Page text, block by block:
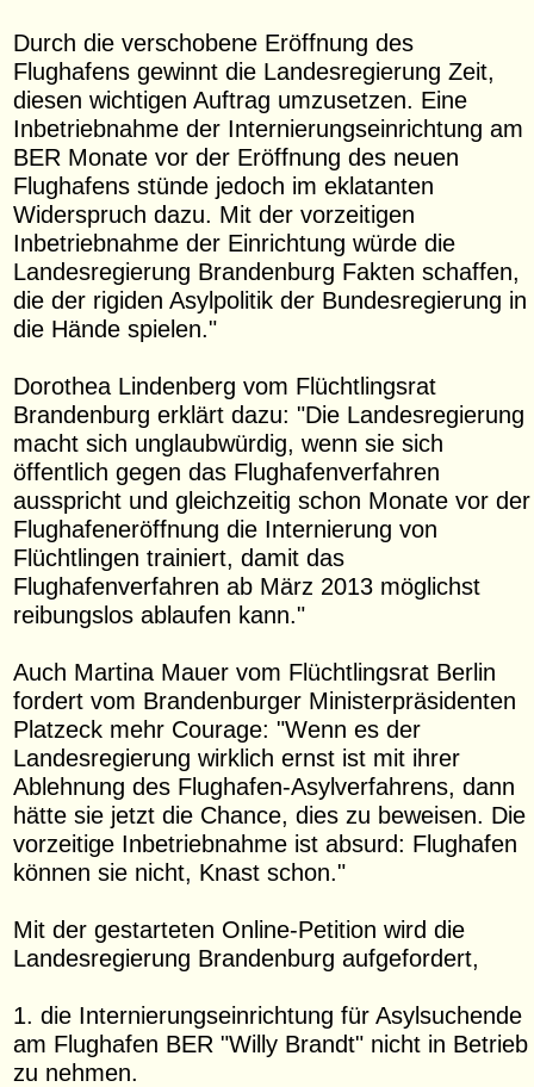
Durch die verschobene Eröffnung des
Flughafens gewinnt die Landesregierung Zeit,
diesen wichtigen Auftrag umzusetzen. Eine
Inbetriebnahme der Internierungseinrichtung am
BER Monate vor der Eröffnung des neuen
Flughafens stünde jedoch im eklatanten
Widerspruch dazu. Mit der vorzeitigen
Inbetriebnahme der Einrichtung würde die
Landesregierung Brandenburg Fakten schaffen,
die der rigiden Asylpolitik der Bundesregierung in
die Hände spielen."
Dorothea Lindenberg vom Flüchtlingsrat
Brandenburg erklärt dazu: "Die Landesregierung
macht sich unglaubwürdig, wenn sie sich
öffentlich gegen das Flughafenverfahren
ausspricht und gleichzeitig schon Monate vor der
Flughafeneröffnung die Internierung von
Flüchtlingen trainiert, damit das
Flughafenverfahren ab März 2013 möglichst
reibungslos ablaufen kann."
Auch Martina Mauer vom Flüchtlingsrat Berlin
fordert vom Brandenburger Ministerpräsidenten
Platzeck mehr Courage: "Wenn es der
Landesregierung wirklich ernst ist mit ihrer
Ablehnung des Flughafen-Asylverfahrens, dann
hätte sie jetzt die Chance, dies zu beweisen. Die
vorzeitige Inbetriebnahme ist absurd: Flughafen
können sie nicht, Knast schon."
Mit der gestarteten Online-Petition wird die
Landesregierung Brandenburg aufgefordert,
1. die Internierungseinrichtung für Asylsuchende
am Flughafen BER "Willy Brandt" nicht in Betrieb
zu nehmen.